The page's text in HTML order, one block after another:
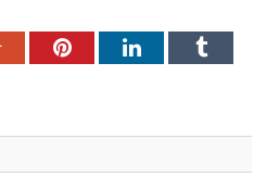
Google+PinterestLinkedInTumblr